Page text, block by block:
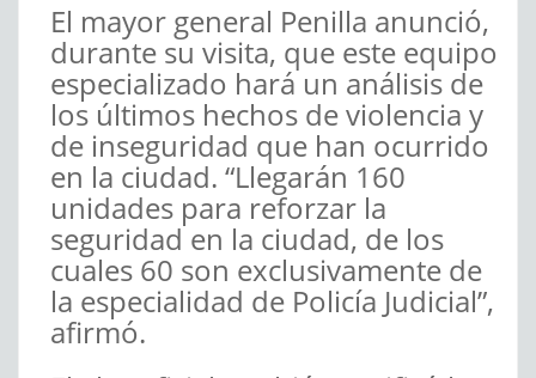
El mayor general Penilla anunció,
durante su visita, que este equipo
especializado hará un análisis de
los últimos hechos de violencia y
de inseguridad que han ocurrido
en la ciudad. “Llegarán 160
unidades para reforzar la
seguridad en la ciudad, de los
cuales 60 son exclusivamente de
la especialidad de Policía Judicial”,
afirmó.